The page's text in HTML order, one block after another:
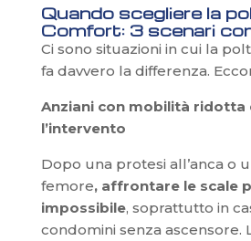
Quando scegliere la
Comfort: 3 scenari
Ci sono situazioni in cui la
fa davvero la differenza.
Anziani con mobilità ridotta
l’intervento
Dopo una protesi all’anca o
femore, affrontare le scale
impossibile, soprattutto in
condomini senza ascensore.